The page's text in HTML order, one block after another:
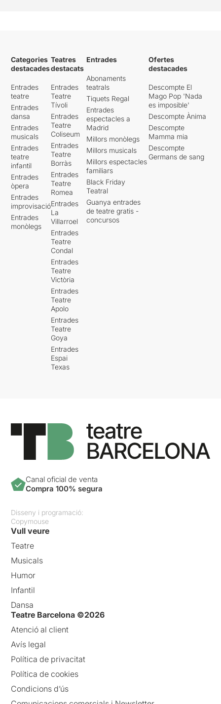
Categories
destacades
Entrades
teatre
Entrades
dansa
Entrades
musicals
Entrades
teatre
infantil
Entrades
òpera
Entrades
improvisació
Entrades
monòlegs
Teatres
destacats
Entrades
Teatre
Tívoli
Entrades
Teatre
Coliseum
Entrades
Teatre
Borràs
Entrades
Teatre
Romea
Entrades
La
Villarroel
Entrades
Teatre
Condal
Entrades
Teatre
Victòria
Entrades
Teatre
Apolo
Entrades
Teatre
Goya
Entrades
Espai
Texas
Entrades
Abonaments
teatrals
Tiquets Regal
Entrades
espectacles a
Madrid
Millors monòlegs
Millors musicals
Millors espectacles
familiars
Black Friday
Teatral
Guanya entrades
de teatre gratis -
concursos
Ofertes
destacades
Descompte El
Mago Pop 'Nada
es imposible'
Descompte Ànima
Descompte
Mamma mia
Descompte
Germans de sang
Canal oficial de venta
Compra 100% segura
Disseny i programació:
Copymouse
Vull veure
Teatre
Musicals
Humor
Infantil
Dansa
Teatre Barcelona ©2026
Atenció al client
Avís legal
Política de privacitat
Política de cookies
Condicions d’ús